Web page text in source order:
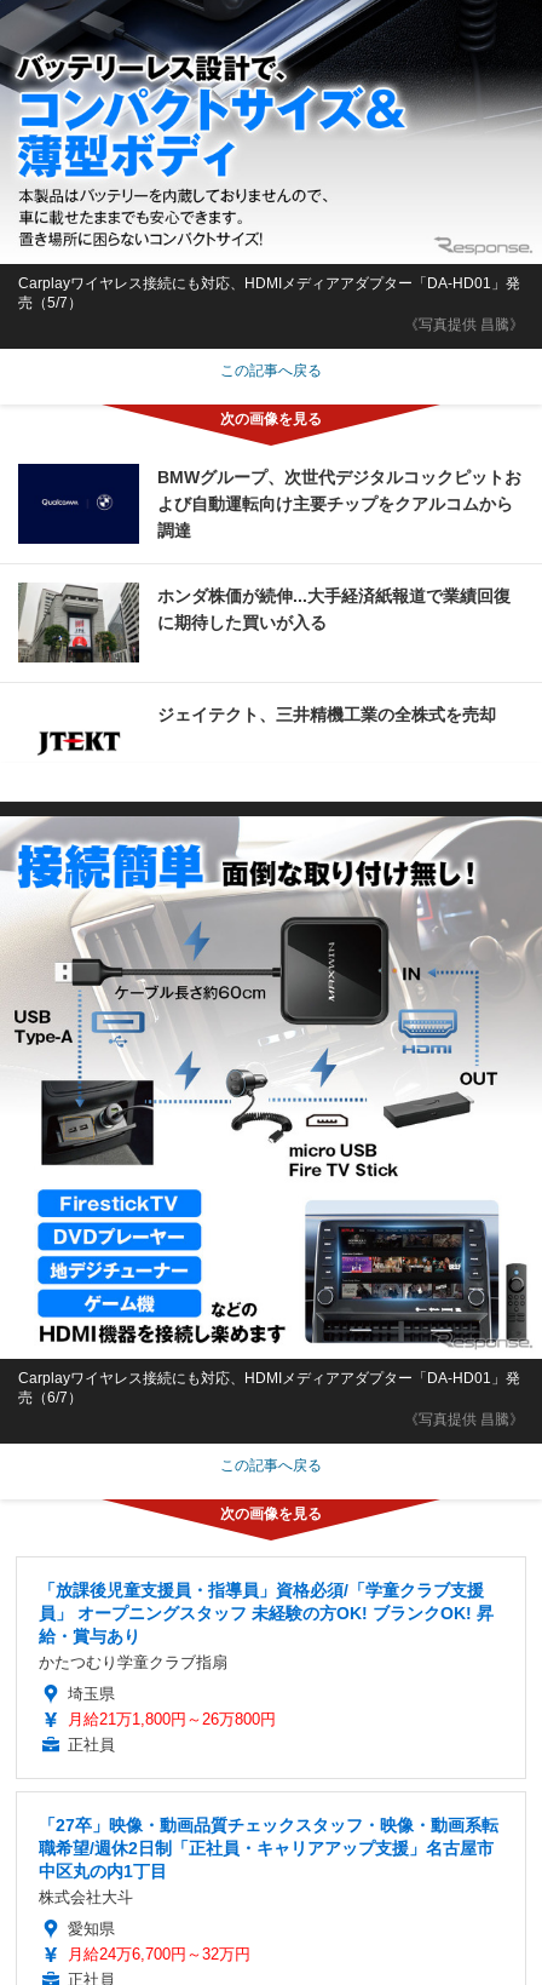
《写真提供 昌騰》
Carplayワイヤレス接続にも対応、HDMIメディアアダプター「DA-HD01」発
売（5/7）
この記事へ戻る
BMWグループ、次世代デジタルコックピットお
よび自動運転向け主要チップをクアルコムから
調達
ホンダ株価が続伸...大手経済紙報道で業績回復
に期待した買いが入る
ジェイテクト、三井精機工業の全株式を売却
《写真提供 昌騰》
Carplayワイヤレス接続にも対応、HDMIメディアアダプター「DA-HD01」発
売（6/7）
この記事へ戻る
「放課後児童支援員・指導員」資格必須/「学童クラブ支援
員」 オープニングスタッフ 未経験の方OK! ブランクOK! 昇
給・賞与あり
かたつむり学童クラブ指扇
埼玉県
月給21万1,800円～26万800円
正社員
「27卒」映像・動画品質チェックスタッフ・映像・動画系転
職希望/週休2日制「正社員・キャリアアップ支援」名古屋市
中区丸の内1丁目
株式会社大斗
愛知県
月給24万6,700円～32万円
正社員